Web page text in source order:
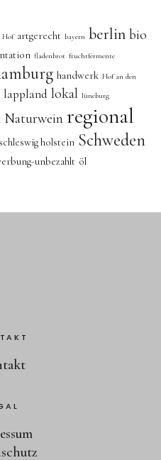
Hof artgerecht bayern berlin bio
fladenbrot fruchtfermente
handwerk Hof an den
lappland lokal lüneburg
Naturwein regional
schleswig holstein Schweden
unbezahlt öl